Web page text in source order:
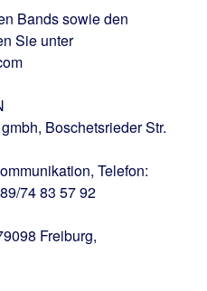
Bands sowie den
Sie unter
Boschetsrieder Str.
Telefon:
74 83 57 92
Freiburg,